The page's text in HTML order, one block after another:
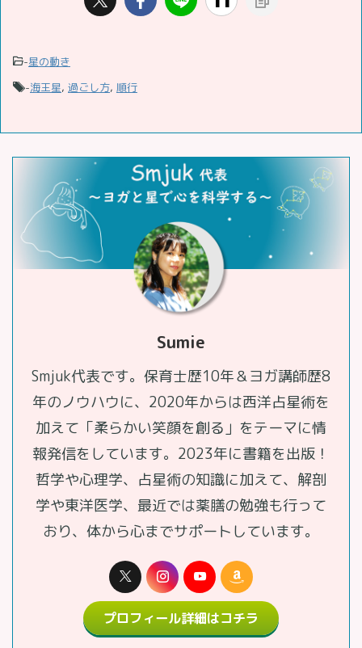
-星の動き
-海王星, 過ごし方, 順行
Sumie
Smjuk代表です。保育士歴10年＆ヨガ講師歴8
年のノウハウに、2020年からは西洋占星術を
加えて「柔らかい笑顔を創る」をテーマに情
報発信をしています。2023年に書籍を出版！
哲学や心理学、占星術の知識に加えて、解剖
学や東洋医学、最近では薬膳の勉強も行って
おり、体から心までサポートしています。
プロフィール詳細はコチラ